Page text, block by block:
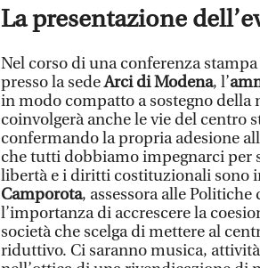
La presentazione
Nel corso di una conferenza
presso la sedeArci di Modena, l’
in modo compatto a sostegno
coinvolgerà anche le vie del centro
confermando la propria adesione
che tutti dobbiamo impegnarci per
libertà e i diritti costituzionali sono
Camporota, assessora alle
l’importanza di accrescere la
società che scelga di mettere al
riduttivo. Ci saranno musica,